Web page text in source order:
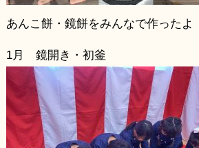
あんこ餅・鏡餅をみんなで作ったよ
1月 鏡開き・初釜